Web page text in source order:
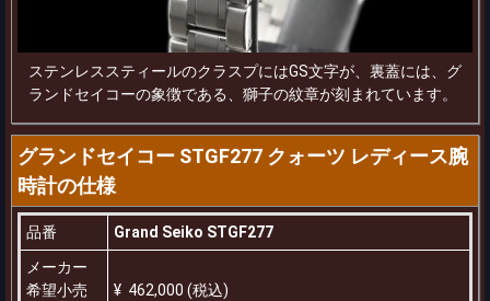
ステンレススティールのクラスプにはGS文字が、裏蓋には、グ
ランドセイコーの象徴である、獅子の紋章が刻まれています。
グランドセイコー STGF277 クォーツ レディース腕
時計の仕様
品番
Grand Seiko STGF277
メーカー
希望小売
¥ 462,000 (税込)